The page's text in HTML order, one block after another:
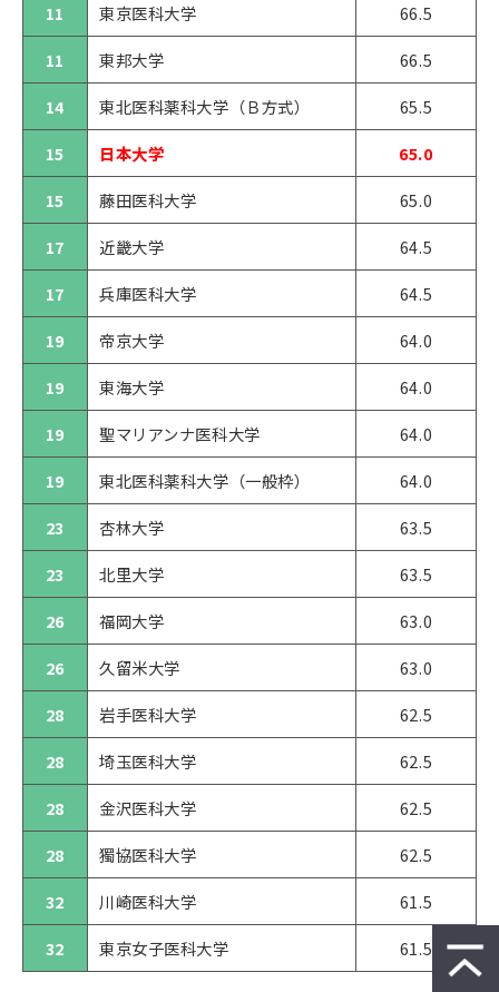
11
東京医科大学
66.5
11
東邦大学
66.5
14
東北医科薬科大学（Ｂ方式）
65.5
15
日本大学
65.0
15
藤田医科大学
65.0
17
近畿大学
64.5
17
兵庫医科大学
64.5
19
帝京大学
64.0
19
東海大学
64.0
19
聖マリアンナ医科大学
64.0
19
東北医科薬科大学（一般枠）
64.0
23
杏林大学
63.5
23
北里大学
63.5
26
福岡大学
63.0
26
久留米大学
63.0
28
岩手医科大学
62.5
28
埼玉医科大学
62.5
28
金沢医科大学
62.5
28
獨協医科大学
62.5
32
川崎医科大学
61.5
32
東京女子医科大学 61.5